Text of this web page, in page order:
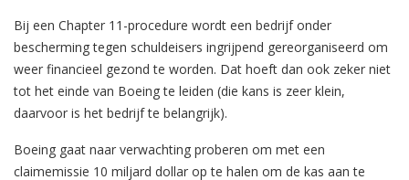
Bij een Chapter 11-procedure wordt een bedrijf onder
bescherming tegen schuldeisers ingrijpend gereorganiseerd om
weer financieel gezond te worden. Dat hoeft dan ook zeker niet
tot het einde van Boeing te leiden (die kans is zeer klein,
daarvoor is het bedrijf te belangrijk).
Boeing gaat naar verwachting proberen om met een
claimemissie 10 miljard dollar op te halen om de kas aan te